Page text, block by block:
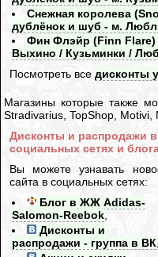
Снежная королева
дублёнок и шуб - м.
Фин Флэйр (Finn
Выхино / Кузьминки /
Посмотреть вседисконты
Магазины которые также
Stradivarius, TopShop, Motivi,
Дисконты и распродажи в
социальных сетях и
Вы можете узнавать
сайта в социальных сетях:
Блог в ЖЖ Adidas-
Salomon-Reebok,
Дисконты и
распродажи - группа в ВК,